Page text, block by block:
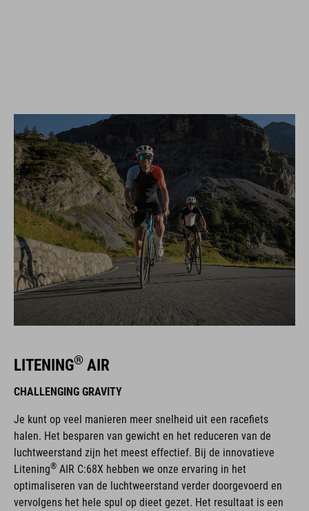
LITENING® AIR
CHALLENGING GRAVITY
Je kunt op veel manieren meer snelheid uit een racefiets
halen. Het besparen van gewicht en het reduceren van de
luchtweerstand zijn het meest effectief. Bij de innovatieve
Litening® AIR C:68X hebben we onze ervaring in het
optimaliseren van de luchtweerstand verder doorgevoerd en
vervolgens het hele spul op dieet gezet. Het resultaat is een